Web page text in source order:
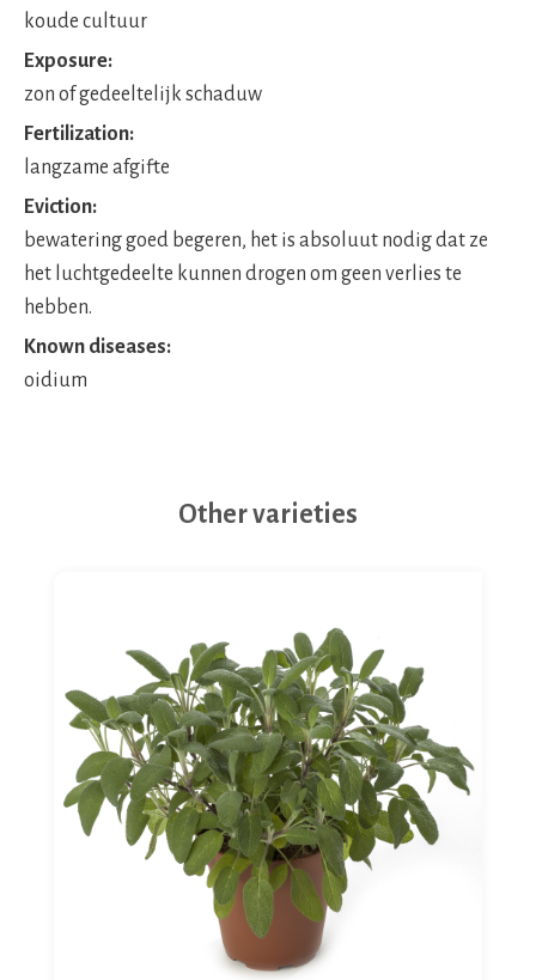
koude cultuur
Exposure:
zon of gedeeltelijk schaduw
Fertilization:
langzame afgifte
Eviction:
bewatering goed begeren, het is absoluut nodig dat ze
het luchtgedeelte kunnen drogen om geen verlies te
hebben.
Known diseases:
oidium
Other varieties